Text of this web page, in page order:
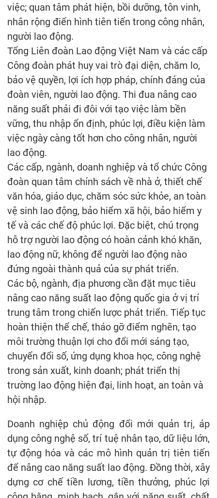
việc; quan tâm phát hiện, bồi dưỡng, tôn vinh,
nhân rộng điển hình tiên tiến trong công nhân,
người lao động.
Tổng Liên đoàn Lao động Việt Nam và các cấp
Công đoàn phát huy vai trò đại diện, chăm lo,
bảo vệ quyền, lợi ích hợp pháp, chính đáng của
đoàn viên, người lao động. Thi đua nâng cao
năng suất phải đi đôi với tạo việc làm bền
vững, thu nhập ổn định, phúc lợi, điều kiện làm
việc ngày càng tốt hơn cho công nhân, người
lao động.
Các cấp, ngành, doanh nghiệp và tổ chức Công
đoàn quan tâm chính sách về nhà ở, thiết chế
văn hóa, giáo dục, chăm sóc sức khỏe, an toàn
vệ sinh lao động, bảo hiểm xã hội, bảo hiểm y
tế và các chế độ phúc lợi. Đặc biệt, chú trọng
hỗ trợ người lao động có hoàn cảnh khó khăn,
lao động nữ, không để người lao động nào
đứng ngoài thành quả của sự phát triển.
Các bộ, ngành, địa phương cần đặt mục tiêu
nâng cao năng suất lao động quốc gia ở vị trí
trung tâm trong chiến lược phát triển. Tiếp tục
hoàn thiện thể chế, tháo gỡ điểm nghẽn, tạo
môi trường thuận lợi cho đổi mới sáng tạo,
chuyển đổi số, ứng dụng khoa học, công nghệ
trong sản xuất, kinh doanh; phát triển thị
trường lao động hiện đại, linh hoạt, an toàn và
hội nhập.
Doanh nghiệp chủ động đổi mới quản trị, áp
dụng công nghệ số, trí tuệ nhân tạo, dữ liệu lớn,
tự động hóa và các mô hình quản trị tiên tiến
để nâng cao năng suất lao động. Đồng thời, xây
dựng cơ chế tiền lương, tiền thưởng, phúc lợi